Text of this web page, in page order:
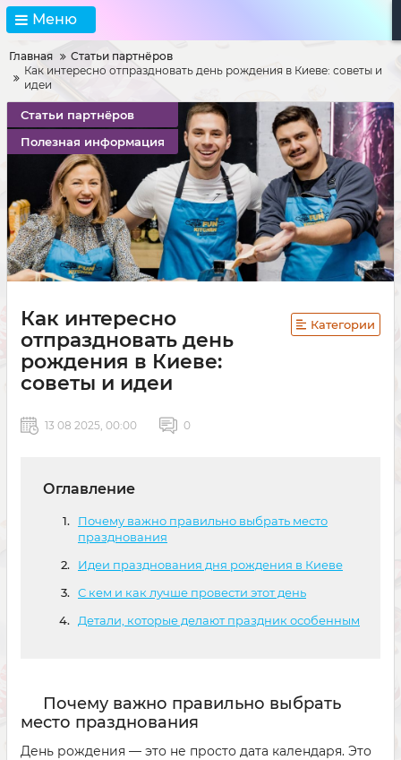
Меню
Главная
Статьи партнёров
Как интересно отпраздновать день рождения в Киеве: советы и
идеи
Статьи партнёров
Полезная информация
Как интересно
отпраздновать день
рождения в Киеве:
советы и идеи
Категории
13 08 2025, 00:00 0
Оглавление
Почему важно правильно выбрать место
празднования
Идеи празднования дня рождения в Киеве
С кем и как лучше провести этот день
Детали, которые делают праздник особенным
Почему важно правильно выбрать
место празднования
День рождения — это не просто дата календаря. Это